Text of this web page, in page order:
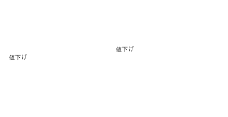
値下げ
値下げ